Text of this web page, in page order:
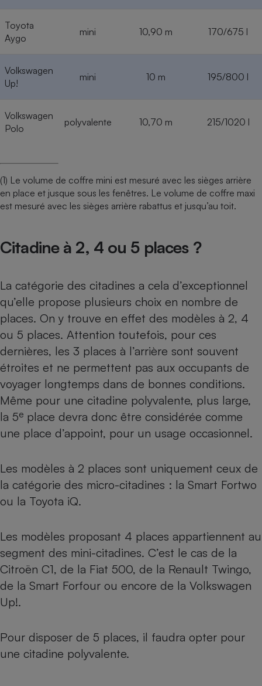
Toyota
Aygo
mini 10,90 m 170/675 l
Volkswagen
Up!
mini 10 m 195/800 l
Volkswagen
Polo
polyvalente 10,70 m 215/1020 l
(1) Le volume de coffre mini est mesuré avec les sièges arrière
en place et jusque sous les fenêtres. Le volume de coffre maxi
est mesuré avec les sièges arrière rabattus et jusqu’au toit.
Citadine à 2, 4 ou 5 places ?
La catégorie des citadines a cela d’exceptionnel
qu’elle propose plusieurs choix en nombre de
places. On y trouve en effet des modèles à 2, 4
ou 5 places. Attention toutefois, pour ces
dernières, les 3 places à l’arrière sont souvent
étroites et ne permettent pas aux occupants de
voyager longtemps dans de bonnes conditions.
Même pour une citadine polyvalente, plus large,
la 5e place devra donc être considérée comme
une place d’appoint, pour un usage occasionnel.
Les modèles à 2 places sont uniquement ceux de
la catégorie des micro-citadines : la Smart Fortwo
ou la Toyota iQ.
Les modèles proposant 4 places appartiennent au
segment des mini-citadines. C’est le cas de la
Citroën C1, de la Fiat 500, de la Renault Twingo,
de la Smart Forfour ou encore de la Volkswagen
Up!.
Pour disposer de 5 places, il faudra opter pour
une citadine polyvalente.